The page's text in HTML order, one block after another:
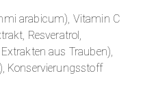
arabicum), Vitamin C
Resveratrol,
aus Trauben),
Konservierungsstoff